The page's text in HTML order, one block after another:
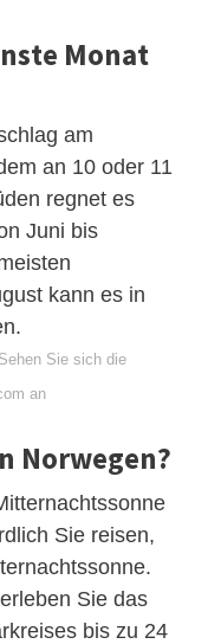
Monat
am
an 10 oder 11
regnet es
Juni bis
kann es in
Sehen Sie sich die
an
Norwegen?
Sie reisen,
Sie das
bis zu 24